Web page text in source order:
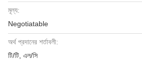
মূল্য:
Negotiatable
অর্থ প্রদানের শর্তাবলী:
টি/টি, এল/সি